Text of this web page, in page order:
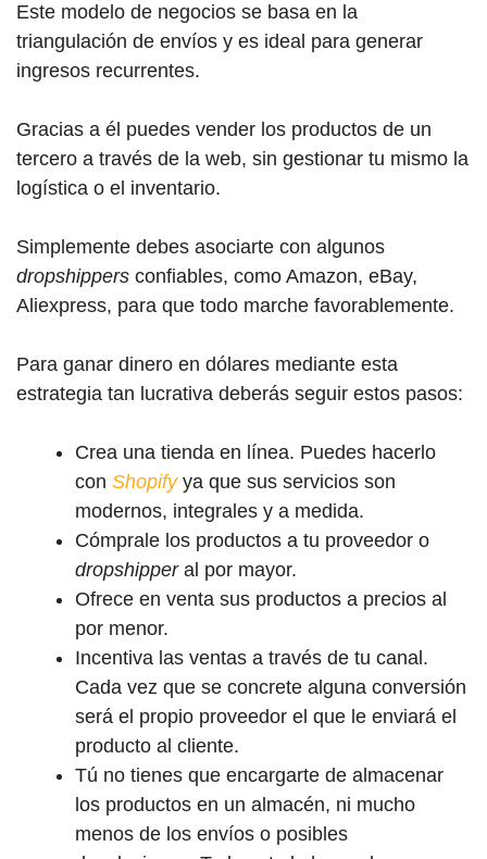
Este modelo de negocios se basa en la
triangulación de envíos y es ideal para generar
ingresos recurrentes.
Gracias a él puedes vender los productos de un
tercero a través de la web, sin gestionar tu mismo la
logística o el inventario.
Simplemente debes asociarte con algunos
dropshippers confiables, como Amazon, eBay,
Aliexpress, para que todo marche favorablemente.
Para ganar dinero en dólares mediante esta
estrategia tan lucrativa deberás seguir estos pasos:
Crea una tienda en línea. Puedes hacerlo
con Shopifyya que sus servicios son
modernos, integrales y a medida.
Cómprale los productos a tu proveedor o
dropshipperal por mayor.
Ofrece en venta sus productos a precios al
por menor.
Incentiva las ventas a través de tu canal.
Cada vez que se concrete alguna conversión
será el propio proveedor el que le enviará el
producto al cliente.
Tú no tienes que encargarte de almacenar
los productos en un almacén, ni mucho
menos de los envíos o posibles